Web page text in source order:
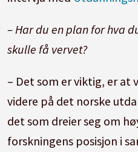
– Har du en plan for hva
skulle få vervet?
– Det som er viktig, er at
videre på det norske
det som dreier seg om
forskningens posisjon i